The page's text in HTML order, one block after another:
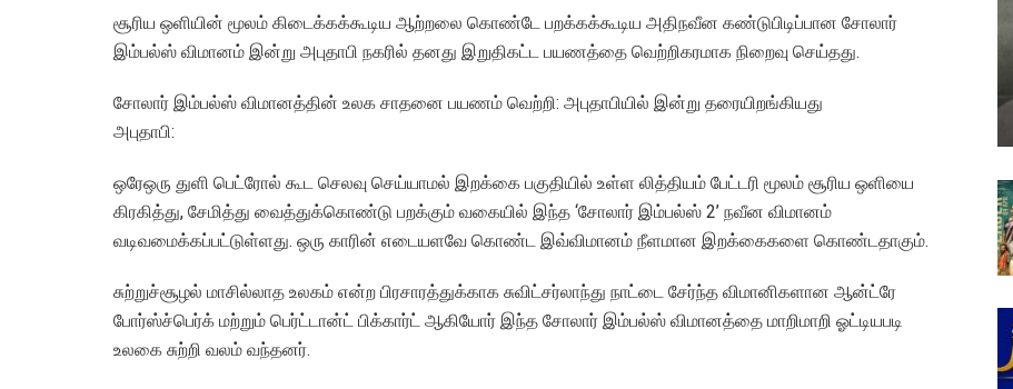
சூரிய ஒளியின் மூலம் கிடைக்கக்கூடிய ஆற்றலை கொண்டே பறக்கக்கூடிய அதிநவீன கண்டுபிடிப்பான சோலார்
இம்பல்ஸ் விமானம் இன்று அபுதாபி நகரில் தனது இறுதிகட்ட பயணத்தை வெற்றிகரமாக நிறைவு செய்தது.
சோலார் இம்பல்ஸ் விமானத்தின் உலக சாதனை பயணம் வெற்றி: அபுதாபியில் இன்று தரையிறங்கியது
அபுதாபி:
ஒரேஒரு துளி பெட்ரோல் கூட செலவு செய்யாமல் இறக்கை பகுதியில் உள்ள லித்தியம் பேட்டரி மூலம் சூரிய ஒளியை
கிரகித்து, சேமித்து வைத்துக்கொண்டு பறக்கும் வகையில் இந்த ‘சோலார் இம்பல்ஸ் 2’ நவீன விமானம்
வடிவமைக்கப்பட்டுள்ளது. ஒரு காரின் எடையளவே கொண்ட இவ்விமானம் நீளமான இறக்கைகளை கொண்டதாகும்.
சுற்றுச்சூழல் மாசில்லாத உலகம் என்ற பிரசாரத்துக்காக சுவிட்சர்லாந்து நாட்டை சேர்ந்த விமானிகளான ஆன்ட்ரே
போர்ஸ்ச்பெர்க் மற்றும் பெர்ட்டான்ட் பிக்கார்ட் ஆகியோர் இந்த சோலார் இம்பல்ஸ் விமானத்தை மாறிமாறி ஓட்டியபடி
உலகை சுற்றி வலம் வந்தனர்.